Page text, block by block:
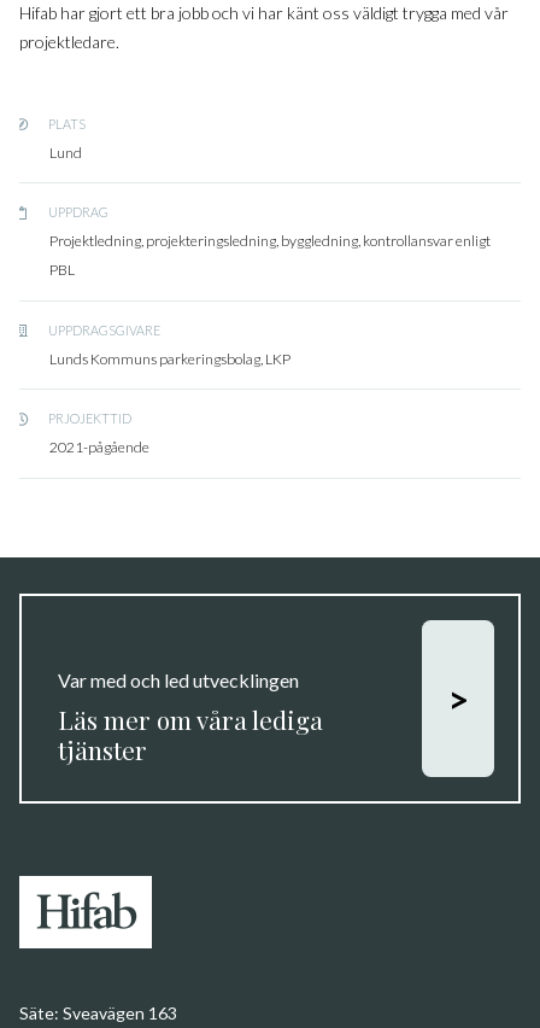
Hifab har gjort ett bra jobb och vi har känt oss väldigt trygga med vår
projektledare.
PLATS
Lund
UPPDRAG
Projektledning, projekteringsledning, byggledning, kontrollansvar enligt
PBL
UPPDRAGSGIVARE
Lunds Kommuns parkeringsbolag, LKP
PRJOJEKTTID
2021-pågående
Var med och led utvecklingen
Läs mer om våra lediga
tjänster
>
Säte: Sveavägen 163